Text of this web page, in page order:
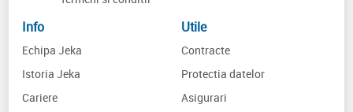
Info
Echipa Jeka
Istoria Jeka
Cariere
Utile
Contracte
Protectia datelor
Asigurari